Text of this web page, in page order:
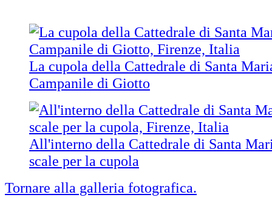
La cupola della Cattedrale di Santa
Campanile di Giotto
All'interno della Cattedrale di Santa
scale per la cupola
Tornare alla galleria fotografica.